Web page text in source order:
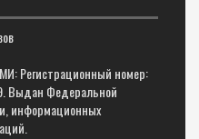
Регистрационный номер:
Выдан Федеральной
информационных